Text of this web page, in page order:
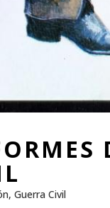
, Guerra Civil